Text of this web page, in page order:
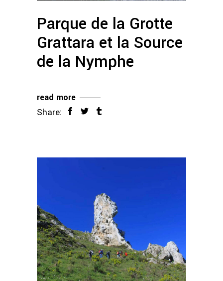
Parque de la Grotte
Grattara et la Source
de la Nymphe
read more
Share: